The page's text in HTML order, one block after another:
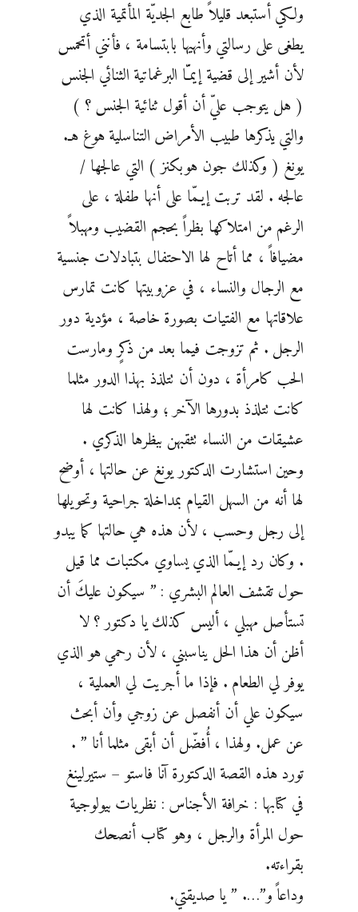
ولكي أستبعد قليلاً طابع الجديّة المأتمية الذي
يطغى على رسالتي وأنهيها بابتسامة ، فأنني أتحمس
لأن أشير إلى قضية إيمـّّا البرغماتية الثنائي الجنس
( هل يتوجب عليّ أن أقول ثنائية الجنس ؟ )
والتي يذكرها طبيب الأمراض التناسلية هوغ هـ.
يونغ ( وكذلك جون هوبكنز ) التي عالجها /
عالجه . لقد تربت إيـمّا على أنها طفلة ، على
الرغم من امتلاكها بظراً بحجم القضيب ومهبلاً
مضيافاً ، مما أتاح لها الاحتفال بتبادلات جنسية
مع الرجال والنساء ، في عزوبيتها كانت تمارس
علاقاتها مع الفتيات بصورة خاصة ، مؤدية دور
الرجل . ثم تزوجت فيما بعد من ذكرٍ ومارست
الحب كامرأة ، دون أن تتلذذ بهذا الدور مثلما
كانت تتلذذ بدورها الآخر ؛ ولهذا كانت لها
عشيقات من النساء تثقبهن ببظرها الذكري .
وحين استشارت الدكتور يونغ عن حالتها ، أوضح
لها أنه من السهل القيام بمداخلة جراحية وتحويلها
إلى رجل وحسب ، لأن هذه هي حالتها كما يبدو
. وكان رد إيـمّا الذي يساوي مكتبات مما قيل
حول تقشف العالم البشري : ” سيكون عليكَ أن
تستأصل مهبلي ، أليس كذلك يا دكتور ؟ لا
أظن أن هذا الحل يناسبني ، لأن رحمي هو الذي
يوفر لي الطعام . فإذا ما أجريت لي العملية ،
سيكون علي أن أنفصل عن زوجي وأن أبحث
عن عمل. ولهذا ، أُفضّل أن أبقى مثلما أنا ” .
تورد هذه القصة الدكتورة آنا فاستو – ستيرلينغ
في كتابها : خرافة الأجناس : نظريات بيولوجية
حول المرأة والرجل ، وهو كتاب أنصحك
بقراءته.
وداعاً و”…. ” يا صديقتي.